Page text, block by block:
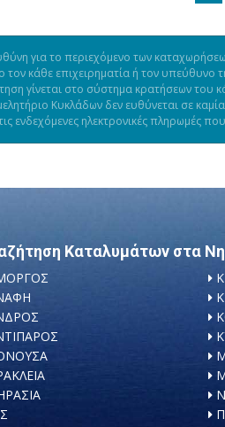
για το περιεχόμενο των
τον κάθε επιχειρηματία ή τον υπεύθυνο
γίνεται στο σύστημα κρατήσεων του
Κυκλάδων δεν ευθύνεται σε
ενδεχόμενες ηλεκτρονικές πληρωμές
Καταλυμάτων στα